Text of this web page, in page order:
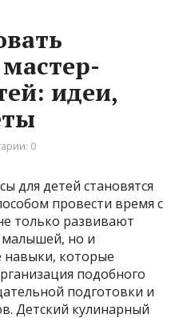
идеи,
0
для детей становятся
провести время с
только развивают
малышей, но и
которые
подобного
подготовки и
Детский кулинарный